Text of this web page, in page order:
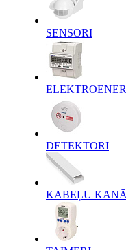
SENSORI
DETEKTORI
KABEĻU